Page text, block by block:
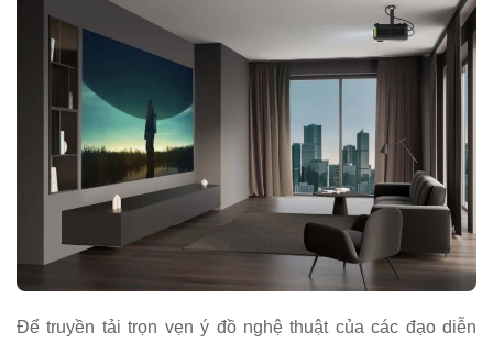
Để truyền tải trọn vẹn ý đồ nghệ thuật của các đạo diễn